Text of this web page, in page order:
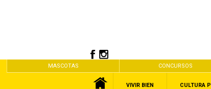
MASCOTAS CONCURSOS
VIVIR BIEN CULTURA